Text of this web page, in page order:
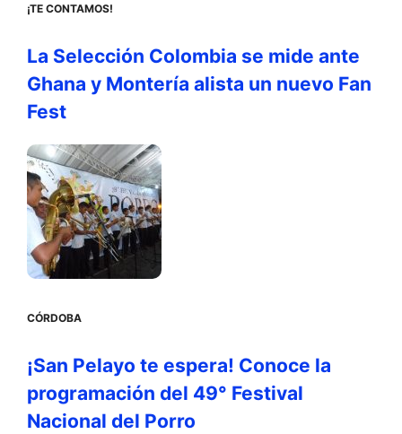
¡TE CONTAMOS!
La Selección Colombia se mide ante
Ghana y Montería alista un nuevo Fan
Fest
CÓRDOBA
¡San Pelayo te espera! Conoce la
programación del 49° Festival
Nacional del Porro